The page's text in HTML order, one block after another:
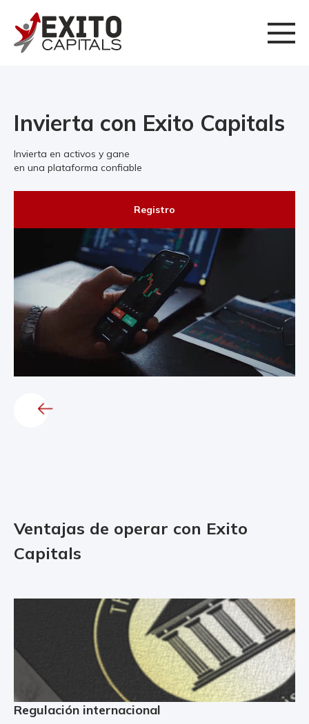
Invierta con Exito Capitals
Invierta en activos y gane
en una plataforma confiable
Registro
Ventajas de operar con Exito
Capitals
Regulación internacional